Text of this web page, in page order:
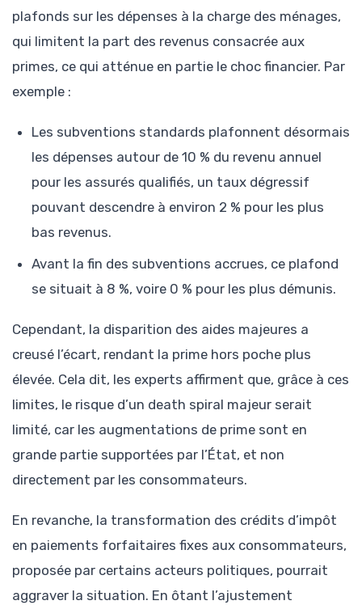
plafonds sur les dépenses à la charge des ménages,
qui limitent la part des revenus consacrée aux
primes, ce qui atténue en partie le choc financier. Par
exemple :
Les subventions standards plafonnent désormais
les dépenses autour de 10 % du revenu annuel
pour les assurés qualifiés, un taux dégressif
pouvant descendre à environ 2 % pour les plus
bas revenus.
Avant la fin des subventions accrues, ce plafond
se situait à 8 %, voire 0 % pour les plus démunis.
Cependant, la disparition des aides majeures a
creusé l’écart, rendant la prime hors poche plus
élevée. Cela dit, les experts affirment que, grâce à ces
limites, le risque d’un death spiral majeur serait
limité, car les augmentations de prime sont en
grande partie supportées par l’État, et non
directement par les consommateurs.
En revanche, la transformation des crédits d’impôt
en paiements forfaitaires fixes aux consommateurs,
proposée par certains acteurs politiques, pourrait
aggraver la situation. En ôtant l’ajustement